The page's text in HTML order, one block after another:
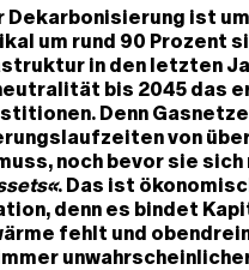
Dekarbonisierung ist
um rund 90 Prozent
in den letzten
bis 2045 das
Denn
von
noch bevor sie
. Das ist
denn es bindet
fehlt und